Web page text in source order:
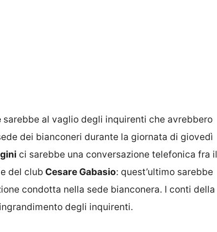
sarebbe al vaglio degli inquirenti che avrebbero
dei bianconeri durante la giornata di giovedì
ci sarebbe una conversazione telefonica fra il
del club Cesare Gabasio: quest’ultimo sarebbe
condotta nella sede bianconera. I conti della
degli inquirenti.